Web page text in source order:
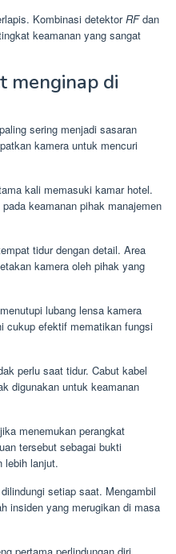
Kombinasi detektorRFdan
keamanan yang sangat
menginap di
sering menjadi sasaran
kamera untuk mencuri
kali memasuki kamar hotel.
keamanan pihak manajemen
tidur dengan detail. Area
kamera oleh pihak yang
lubang lensa kamera
cukup efektif mematikan fungsi
perlu saat tidur. Cabut kabel
digunakan untuk keamanan
menemukan perangkat
tersebut sebagai bukti
lebih lanjut.
setiap saat. Mengambil
insiden yang merugikan di masa